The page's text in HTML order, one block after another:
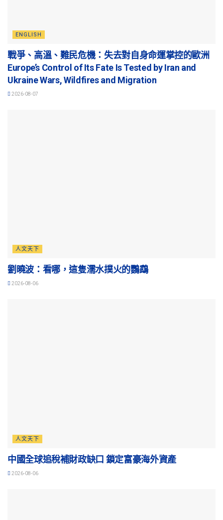
ENGLISH
戰爭、高溫、難民危機：失去對自身命運掌控的歐洲
Europe’s Control of Its Fate Is Tested by Iran and
Ukraine Wars, Wildfires and Migration
2026-08-07
人文天下
劉曉波：看哪，這隻濡水撲火的鸚鵡
2026-08-06
人文天下
中國全球追稅補財政缺口 鎖定富豪海外資產
2026-08-06